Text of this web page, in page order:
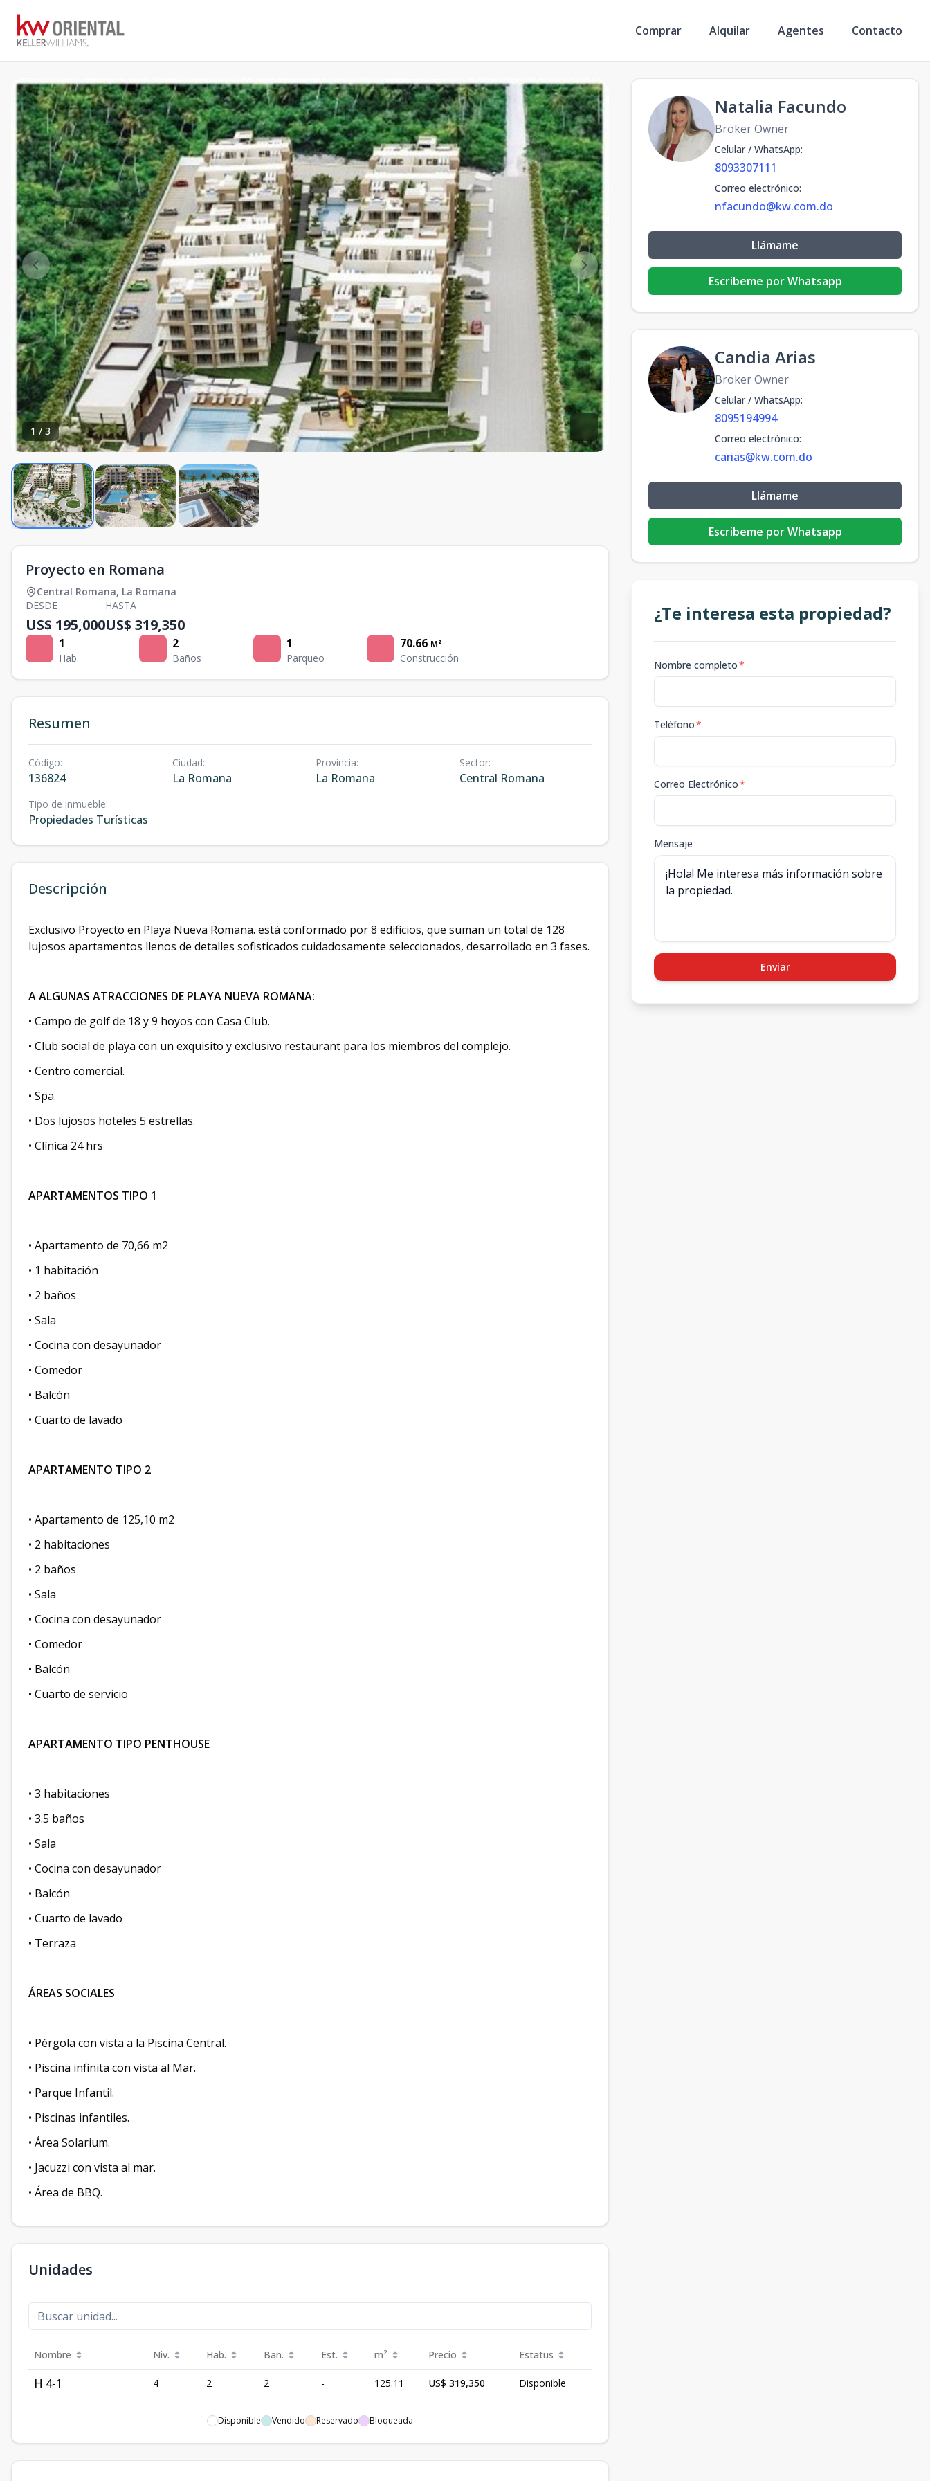
Comprar Alquilar Agentes Contacto
1 / 3
Proyecto en Romana
Central Romana, La Romana
DESDE
US$ 195,000
HASTA
US$ 319,350
1
Hab.
2
Baños
1
Parqueo
70.66 M²
Construcción
Resumen
Código:
136824
Ciudad:
La Romana
Provincia:
La Romana
Sector:
Central Romana
Tipo de inmueble:
Propiedades Turísticas
Descripción
Exclusivo Proyecto en Playa Nueva Romana. está conformado por 8 edificios, que suman un total de 128
lujosos apartamentos llenos de detalles sofisticados cuidadosamente seleccionados, desarrollado en 3 fases.
A ALGUNAS ATRACCIONES DE PLAYA NUEVA ROMANA:
• Campo de golf de 18 y 9 hoyos con Casa Club.
• Club social de playa con un exquisito y exclusivo restaurant para los miembros del complejo.
• Centro comercial.
• Spa.
• Dos lujosos hoteles 5 estrellas.
• Clínica 24 hrs
APARTAMENTOS TIPO 1
• Apartamento de 70,66 m2
• 1 habitación
• 2 baños
• Sala
• Cocina con desayunador
• Comedor
• Balcón
• Cuarto de lavado
APARTAMENTO TIPO 2
• Apartamento de 125,10 m2
• 2 habitaciones
• 2 baños
• Sala
• Cocina con desayunador
• Comedor
• Balcón
• Cuarto de servicio
APARTAMENTO TIPO PENTHOUSE
• 3 habitaciones
• 3.5 baños
• Sala
• Cocina con desayunador
• Balcón
• Cuarto de lavado
• Terraza
ÁREAS SOCIALES
• Pérgola con vista a la Piscina Central.
• Piscina infinita con vista al Mar.
• Parque Infantil.
• Piscinas infantiles.
• Área Solarium.
• Jacuzzi con vista al mar.
• Área de BBQ.
Unidades
Nombre Niv. Hab. Ban. Est. m² Precio Estatus
H 4-1 4 2 2 - 125.11 US$ 319,350 Disponible
Disponible Vendido Reservado Bloqueada
Natalia Facundo
Broker Owner
Celular / WhatsApp:
8093307111
Correo electrónico:
nfacundo@kw.com.do
Llámame
Escribeme por Whatsapp
Candia Arias
Broker Owner
Celular / WhatsApp:
8095194994
Correo electrónico:
carias@kw.com.do
Llámame
Escribeme por Whatsapp
¿Te interesa esta propiedad?
Nombre completo*
Teléfono*
Correo Electrónico*
Mensaje
Enviar